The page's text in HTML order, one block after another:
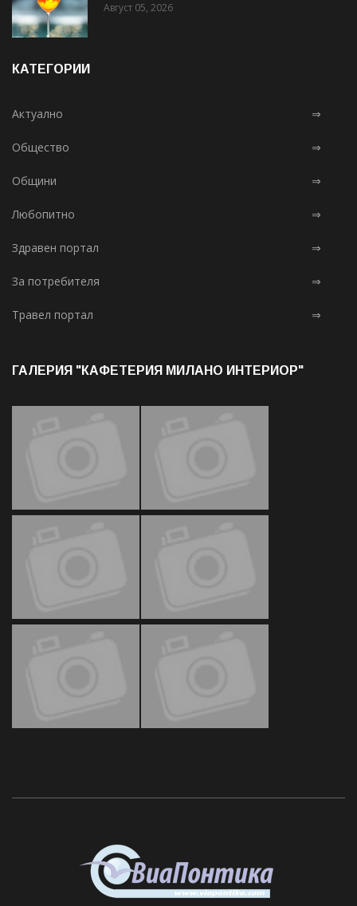
Август 05, 2026
КАТЕГОРИИ
Актуално ⇒
Общество ⇒
Общини ⇒
Любопитно ⇒
Здравен портал ⇒
За потребителя ⇒
Травел портал ⇒
ГАЛЕРИЯ "КАФЕТЕРИЯ МИЛАНО ИНТЕРИОР"